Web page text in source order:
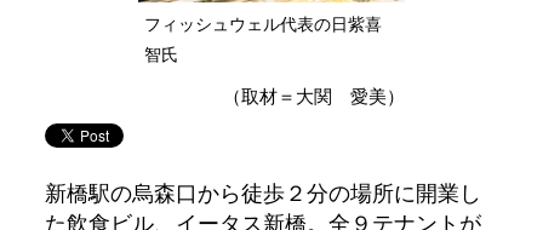
フィッシュウェル代表の日紫喜
智氏
（取材＝大関 愛美）
新橋駅の烏森口から徒歩２分の場所に開業し
た飲食ビル、イータス新橋。全９テナントが